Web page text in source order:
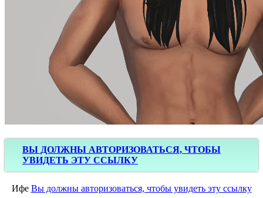
ВЫ ДОЛЖНЫ АВТОРИЗОВАТЬСЯ, ЧТОБЫ
УВИДЕТЬ ЭТУ ССЫЛКУ
Ифе Вы должны авторизоваться, чтобы увидеть эту ссылку